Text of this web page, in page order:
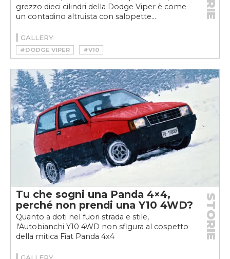
grezzo dieci cilindri della Dodge Viper è come
un contadino altruista con salopette...
GALLERY
#DODGE VIPER #V10
Tu che sogni una Panda 4×4,
perché non prendi una Y10 4WD?
Quanto a doti nel fuori strada e stile,
l'Autobianchi Y10 4WD non sfigura al cospetto
della mitica Fiat Panda 4x4
STORIE